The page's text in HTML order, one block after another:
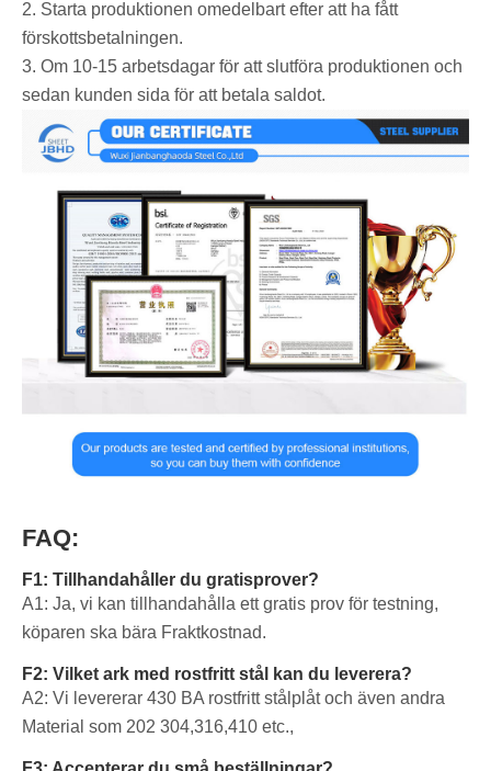
2. Starta produktionen omedelbart efter att ha fått
förskottsbetalningen.
3. Om 10-15 arbetsdagar för att slutföra produktionen och
sedan kunden sida för att betala saldot.
FAQ:
F1: Tillhandahåller du gratisprover?
A1: Ja, vi kan tillhandahålla ett gratis prov för testning,
köparen ska bära Fraktkostnad.
F2: Vilket ark med rostfritt stål kan du leverera?
A2: Vi levererar 430 BA rostfritt stålplåt och även andra
Material som 202 304,316,410 etc.,